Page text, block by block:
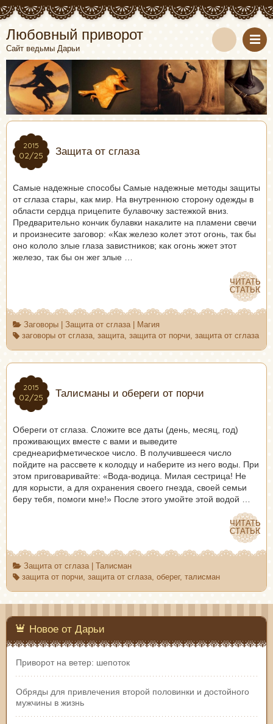
Любовный приворот
Сайт ведьмы Дарьи
2015
02/25
2015
02/25 Защита от сглаза
Самые надежные способы Самые надежные методы защиты
от сглаза стары, как мир. На внутреннюю сторону одежды в
области сердца прицепите булавочку застежкой вниз.
Предварительно кончик булавки накалите на пламени свечи
и произнесите заговор: «Как железо колет этот огонь, так бы
оно кололо злые глаза завистников; как огонь жжет этот
железо, так бы он жег злые …
ЧИТАТЬ
СТАТЬЮ
ЧИТАТЬ
СТАТЬЮ
Заговоры| Защита от сглаза|
Магия
заговоры от сглаза, защита, защита от порчи, защита от сглаза
2015
02/25
2015
02/25 Талисманы и обереги от порчи
Обереги от сглаза. Сложите все даты (день, месяц, год)
проживающих вместе с вами и выведите
среднеарифметическое число. В получившееся число
пойдите на рассвете к колодцу и наберите из него воды. При
этом приговаривайте: «Вода-водица. Милая сестрица! Не
для корысти, а для охранения своего гнезда, своей семьи
беру тебя, помоги мне!» После этого умойте этой водой …
ЧИТАТЬ
СТАТЬЮ
ЧИТАТЬ
СТАТЬЮ
Защита от сглаза|
Талисман
защита от порчи, защита от сглаза, оберег, талисман
Новое от Дарьи
Приворот на ветер: шепоток
Обряды для привлечения второй половинки и достойного
мужчины в жизнь